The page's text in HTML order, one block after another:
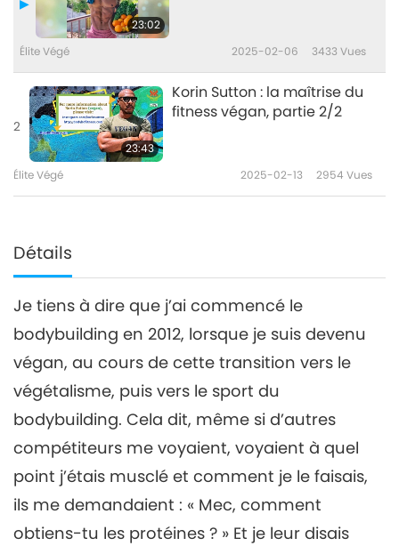
23:02
Élite Végé 2025-02-06 3433 Vues
2
23:43
Korin Sutton : la maîtrise du
fitness végan, partie 2/2
Élite Végé 2025-02-13 2954 Vues
Détails
Je tiens à dire que j’ai commencé le
bodybuilding en 2012, lorsque je suis devenu
végan, au cours de cette transition vers le
végétalisme, puis vers le sport du
bodybuilding. Cela dit, même si d’autres
compétiteurs me voyaient, voyaient à quel
point j’étais musclé et comment je le faisais,
ils me demandaient : « Mec, comment
obtiens-tu les protéines ? » Et je leur disais